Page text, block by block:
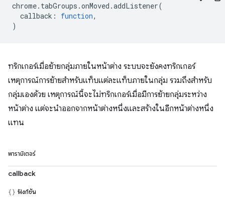
chrome. tabGroups .onMoved .addListener(
callback : function,
)
ทริกเกอร์เมื่อย้ายกลุ่มภายในหน้าต่าง ระบบจะยังคงทริกเกอร์
เหตุการณ์การย้ายสำหรับแท็บแต่ละแท็บภายในกลุ่ม รวมถึงสำหรับ
กลุ่มเองด้วย เหตุการณ์นี้จะไม่ทริกเกอร์เมื่อมีการย้ายกลุ่มระหว่าง
หน้าต่าง แต่จะนำออกจากหน้าต่างหนึ่งและสร้างในอีกหน้าต่างหนึ่ง
แทน
พารามิเตอร์
callback
ฟังก์ชัน